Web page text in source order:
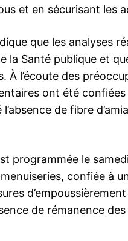
et en sécurisant les
que les analyses
la Santé publique et
À l’écoute des
ont été
de fibre
programmée le
confiée à
de rémanence